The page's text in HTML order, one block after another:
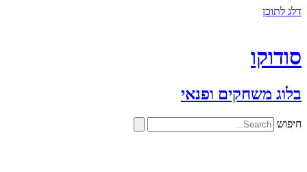
דלג לתוכן
סודוקו
בלוג משחקים ופנאי
חיפוש